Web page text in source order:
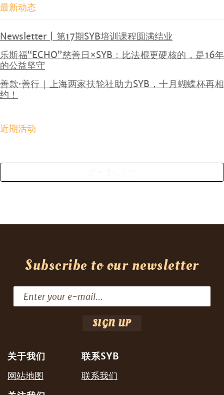
最新动态
Newsletter | 第17期SYB培训课程圆满结业
乐斯福“ECHO”慈善日×SYB：比法棍更硬核的，是16年
的公益坚守
善款·善行｜上海两家扶轮社助力SYB，十月蝴蝶杯再相
约！
近期活动
Subscribe to our newsletter
关于我们
网站地图
联系SYB
联系我们